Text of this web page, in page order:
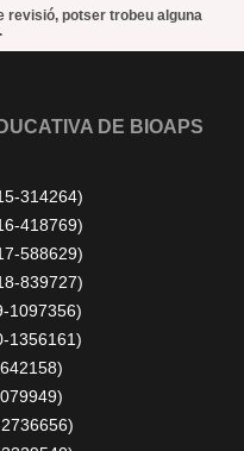
revisió, potser trobeu alguna
DE BIOAPS
314264)
418769)
588629)
839727)
1097356)
1356161)